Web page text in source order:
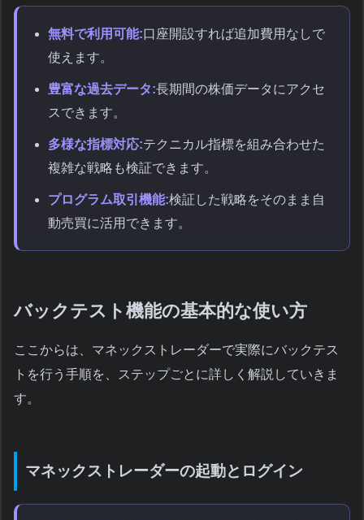
無料で利用可能:口座開設すれば追加費用なしで
使えます。
豊富な過去データ:長期間の株価データにアクセ
スできます。
多様な指標対応:テクニカル指標を組み合わせた
複雑な戦略も検証できます。
プログラム取引機能:検証した戦略をそのまま自
動売買に活用できます。
バックテスト機能の基本的な使い方
ここからは、マネックストレーダーで実際にバックテス
トを行う手順を、ステップごとに詳しく解説していきま
す。
マネックストレーダーの起動とログイン